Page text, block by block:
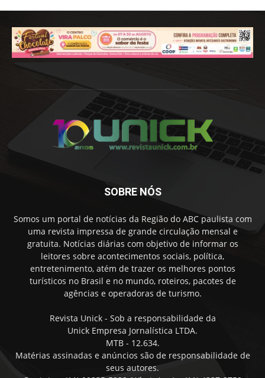
SOBRE NÓS
Somos um portal de notícias da Região do ABC paulista com
uma revista impressa de grande circulação mensal e
gratuita. Notícias diárias com objetivo de informar os
leitores sobre acontecimentos sociais, política,
entretenimento, atém de trazer os melhores pontos
turísticos no Brasil e no mundo, roteiros, pacotes de
agências e operadoras de turismo.
Revista Unick - Sob a responsabilidade da
Unick Empresa Jornalística LTDA.
MTB - 12.634.
Matérias assinadas e anúncios são de responsabilidade de
seus autores.